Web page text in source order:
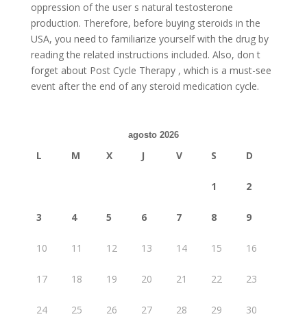
oppression of the user s natural testosterone
production. Therefore, before buying steroids in the
USA, you need to familiarize yourself with the drug by
reading the related instructions included. Also, don t
forget about Post Cycle Therapy , which is a must-see
event after the end of any steroid medication cycle.
agosto 2026
L M X J V S D
1 2
3 4 5 6 7 8 9
10 11 12 13 14 15 16
17 18 19 20 21 22 23
24 25 26 27 28 29 30